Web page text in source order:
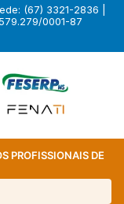
(67) 3321-2836 |
0001-87
PROFISSIONAIS DE